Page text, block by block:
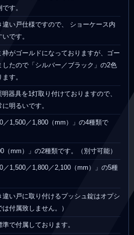
す。
い戸仕様ですので、 ショーケース内
です。
がゴールドになっておりますが、ゴー
たので「シルバー／ブラック」の2色
す。
器具を1灯取り付けておりますので、
明るいです。
／1,500／1,800（mm）」の4種類で
（mm）」の2種類です。（別寸可能）
／1,500／1,800／2,100（mm）」の5種
い戸に取り付けるプッシュ錠はオプシ
付属致しません。）
で付属しております。